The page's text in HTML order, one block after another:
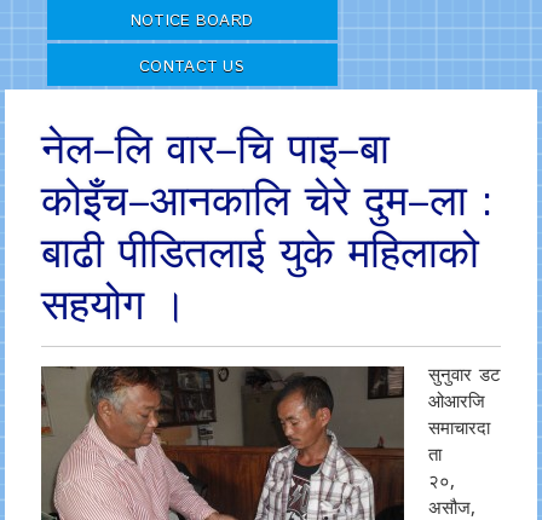
NOTICE BOARD
CONTACT US
नेल–लि वार–चि पाइ–बा
कोइँच–आनकालि चेरे दुम–ला :
बाढी पीडितलाई युके महिलाको
सहयोग ।
सुनुवार डट
ओआरजि
समाचारदा
ता
२०,
असौज,